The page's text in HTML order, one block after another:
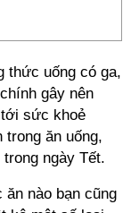
thức uống có ga,
gây nên
tới sức khoẻ
trong ăn uống,
ngày Tết.
ăn nào bạn cũng